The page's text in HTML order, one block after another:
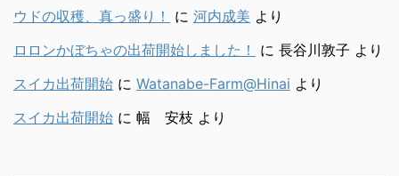
ウドの収穫、真っ盛り！
に 河内成美 より
ロロンかぼちゃの出荷開始しました！
に 長谷川敦子 より
スイカ出荷開始 に Watanabe-Farm@Hinai より
スイカ出荷開始 に 幅 安枝 より